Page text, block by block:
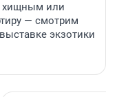
хищным или
— смотрим
экзотики